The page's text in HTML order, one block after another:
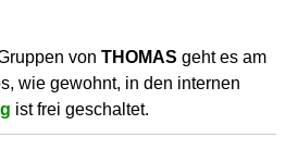
von THOMAS geht es am
wie gewohnt, in den internen
ist frei geschaltet.